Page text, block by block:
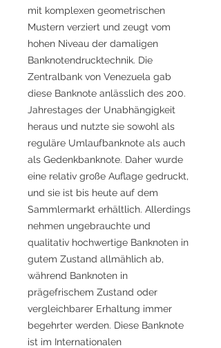
mit komplexen geometrischen
Mustern verziert und zeugt vom
hohen Niveau der damaligen
Banknotendrucktechnik. Die
Zentralbank von Venezuela gab
diese Banknote anlässlich des 200.
Jahrestages der Unabhängigkeit
heraus und nutzte sie sowohl als
reguläre Umlaufbanknote als auch
als Gedenkbanknote. Daher wurde
eine relativ große Auflage gedruckt,
und sie ist bis heute auf dem
Sammlermarkt erhältlich. Allerdings
nehmen ungebrauchte und
qualitativ hochwertige Banknoten in
gutem Zustand allmählich ab,
während Banknoten in
prägefrischem Zustand oder
vergleichbarer Erhaltung immer
begehrter werden. Diese Banknote
ist im Internationalen